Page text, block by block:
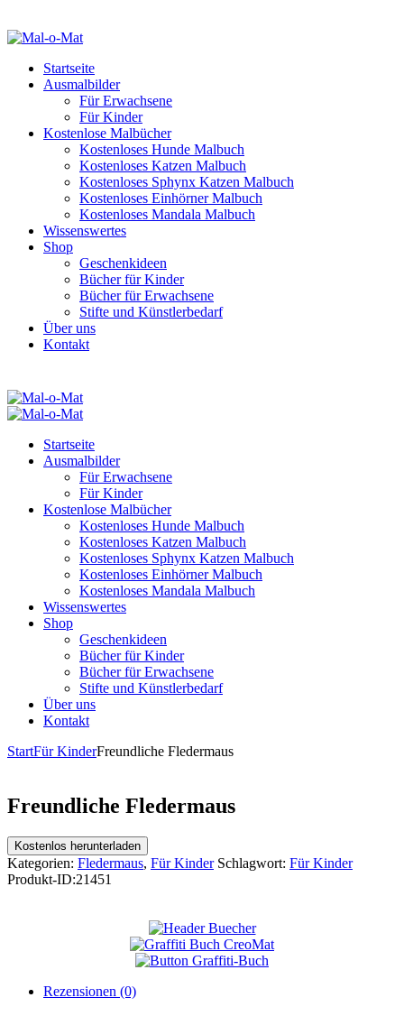
Startseite
Ausmalbilder
Für Erwachsene
Für Kinder
Kostenlose Malbücher
Kostenloses Hunde Malbuch
Kostenloses Katzen Malbuch
Kostenloses Sphynx Katzen Malbuch
Kostenloses Einhörner Malbuch
Kostenloses Mandala Malbuch
Wissenswertes
Shop
Geschenkideen
Bücher für Kinder
Bücher für Erwachsene
Stifte und Künstlerbedarf
Über uns
Kontakt
Startseite
Ausmalbilder
Für Erwachsene
Für Kinder
Kostenlose Malbücher
Kostenloses Hunde Malbuch
Kostenloses Katzen Malbuch
Kostenloses Sphynx Katzen Malbuch
Kostenloses Einhörner Malbuch
Kostenloses Mandala Malbuch
Wissenswertes
Shop
Geschenkideen
Bücher für Kinder
Bücher für Erwachsene
Stifte und Künstlerbedarf
Über uns
Kontakt
StartFür KinderFreundliche Fledermaus
Freundliche Fledermaus
Kostenlos herunterladen
Kategorien: Fledermaus, Für Kinder Schlagwort: Für Kinder
Produkt-ID:21451
Rezensionen (0)